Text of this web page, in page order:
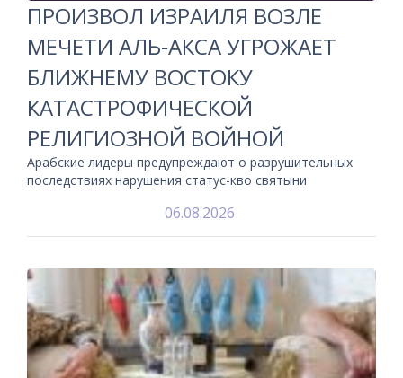
ПРОИЗВОЛ ИЗРАИЛЯ ВОЗЛЕ
МЕЧЕТИ АЛЬ-АКСА УГРОЖАЕТ
БЛИЖНЕМУ ВОСТОКУ
КАТАСТРОФИЧЕСКОЙ
РЕЛИГИОЗНОЙ ВОЙНОЙ
Арабские лидеры предупреждают о разрушительных
последствиях нарушения статус-кво святыни
06.08.2026